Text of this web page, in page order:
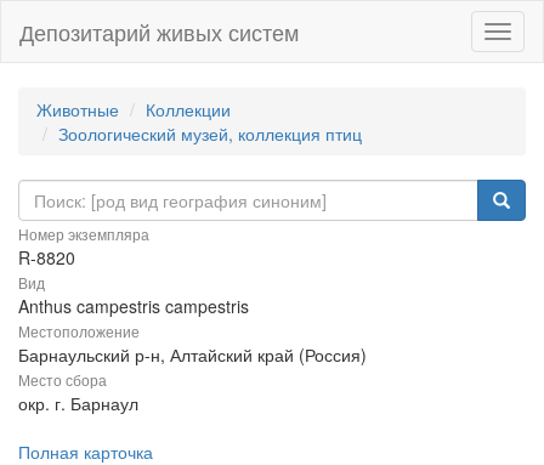
Депозитарий живых систем
Животные
Коллекции
Зоологический музей, коллекция птиц
Номер экземпляра
R-8820
Вид
Anthus campestris campestris
Местоположение
Барнаульский р-н, Алтайский край (Россия)
Место сбора
окр. г. Барнаул
Полная карточка